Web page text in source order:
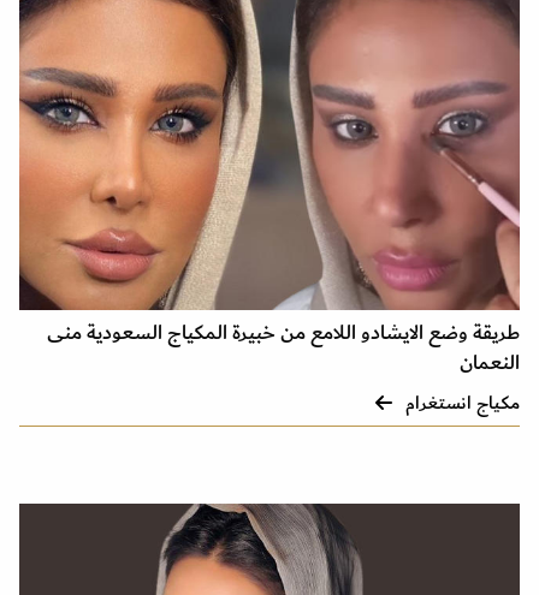
طريقة وضع الايشادو اللامع من خبيرة المكياج السعودية منى
النعمان
مكياج انستغرام